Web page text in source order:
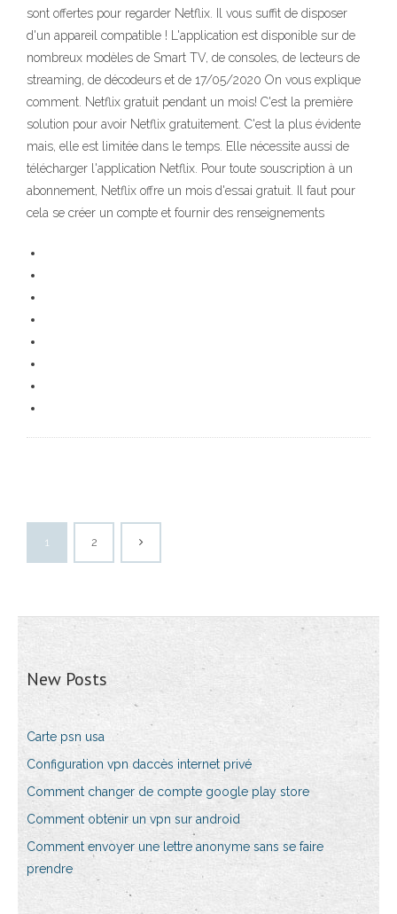
sont offertes pour regarder Netflix. Il vous suffit de disposer
d'un appareil compatible ! L'application est disponible sur de
nombreux modèles de Smart TV, de consoles, de lecteurs de
streaming, de décodeurs et de 17/05/2020 On vous explique
comment. Netflix gratuit pendant un mois! C'est la première
solution pour avoir Netflix gratuitement. C'est la plus évidente
mais, elle est limitée dans le temps. Elle nécessite aussi de
télécharger l'application Netflix. Pour toute souscription à un
abonnement, Netflix offre un mois d'essai gratuit. Il faut pour
cela se créer un compte et fournir des renseignements
1 2
New Posts
Carte psn usa
Configuration vpn daccès internet privé
Comment changer de compte google play store
Comment obtenir un vpn sur android
Comment envoyer une lettre anonyme sans se faire
prendre